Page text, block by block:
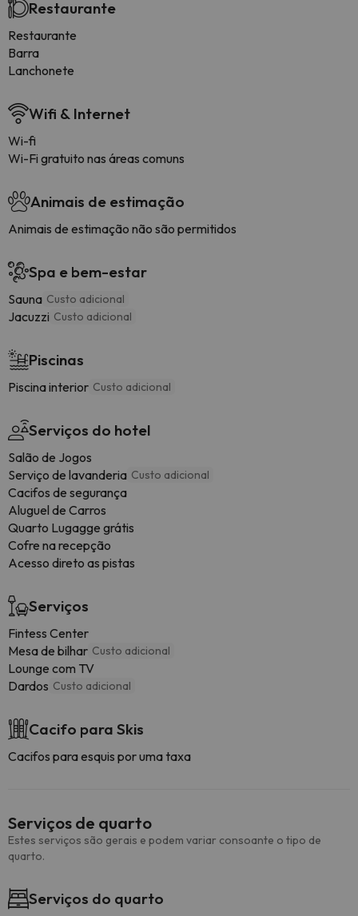
Restaurante
Restaurante
Barra
Lanchonete
Wifi & Internet
Wi-fi
Wi-Fi gratuito nas áreas comuns
Animais de estimação
Animais de estimação não são permitidos
Spa e bem-estar
Sauna Custo adicional
Jacuzzi Custo adicional
Piscinas
Piscina interior Custo adicional
Serviços do hotel
Salão de Jogos
Serviço de lavanderia Custo adicional
Cacifos de segurança
Aluguel de Carros
Quarto Lugagge grátis
Cofre na recepção
Acesso direto as pistas
Serviços
Fintess Center
Mesa de bilhar Custo adicional
Lounge com TV
Dardos Custo adicional
Cacifo para Skis
Cacifos para esquis por uma taxa
Serviços de quarto
Estes serviços são gerais e podem variar consoante o tipo de
quarto.
Serviços do quarto